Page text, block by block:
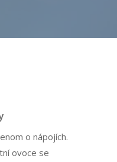
o nápojích.
ovoce se